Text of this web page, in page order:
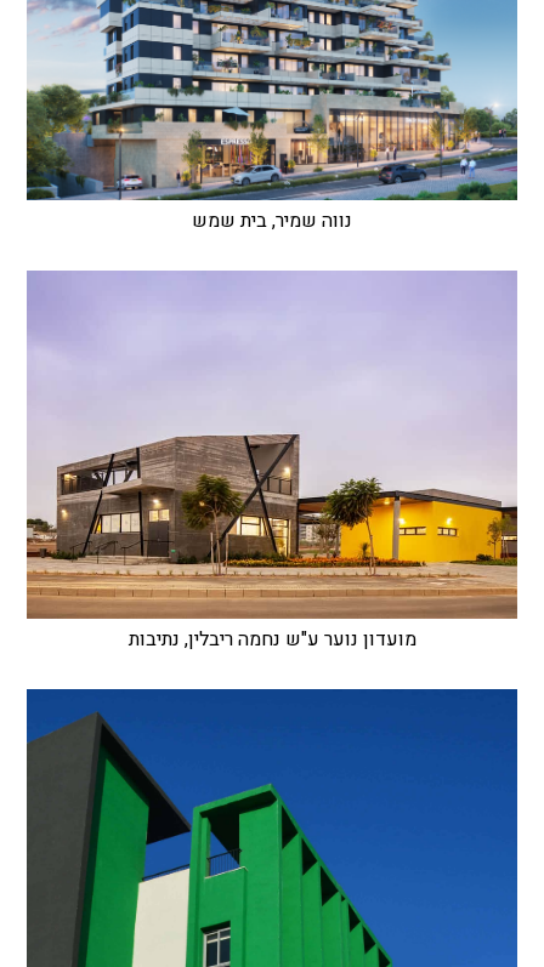
נווה שמיר, בית שמש
מועדון נוער ע"ש נחמה ריבלין, נתיבות